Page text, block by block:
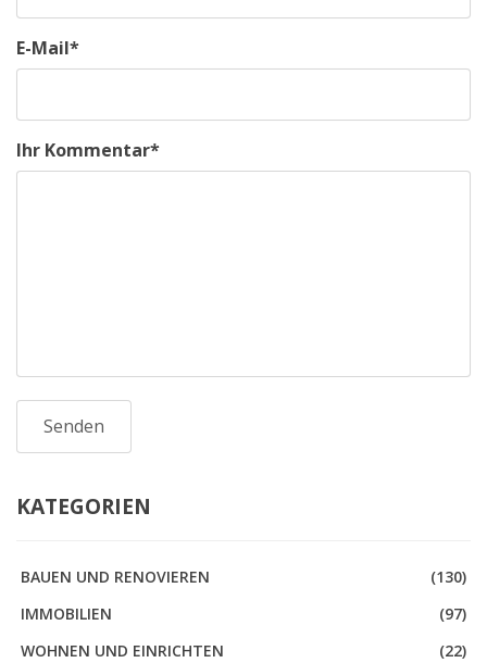
E-Mail*
Ihr Kommentar*
KATEGORIEN
BAUEN UND RENOVIEREN
(130)
IMMOBILIEN
(97)
WOHNEN UND EINRICHTEN
(22)